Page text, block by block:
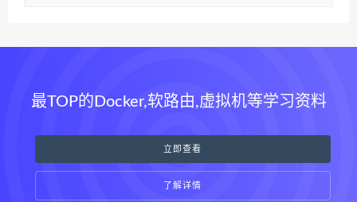
最TOP的Docker,软路由,虚拟机等学习资料
立即查看
了解详情